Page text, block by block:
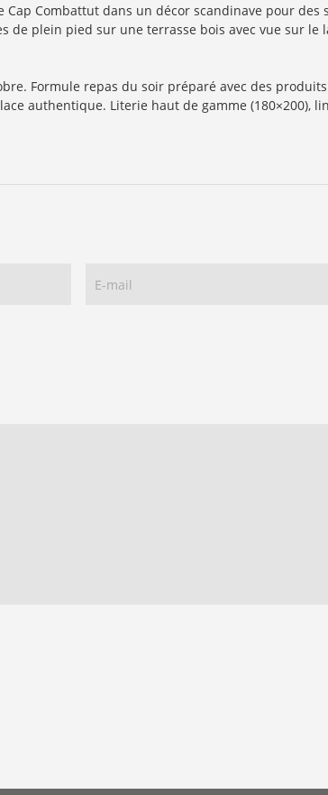
de plein pied sur une terrasse bois avec vue sur
authentique. Literie haut de gamme (180×200),